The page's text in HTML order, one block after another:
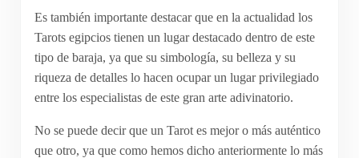
Es también importante destacar que en la actualidad los
Tarots egipcios tienen un lugar destacado dentro de este
tipo de baraja, ya que su simbología, su belleza y su
riqueza de detalles lo hacen ocupar un lugar privilegiado
entre los especialistas de este gran arte adivinatorio.
No se puede decir que un Tarot es mejor o más auténtico
que otro, ya que como hemos dicho anteriormente lo más